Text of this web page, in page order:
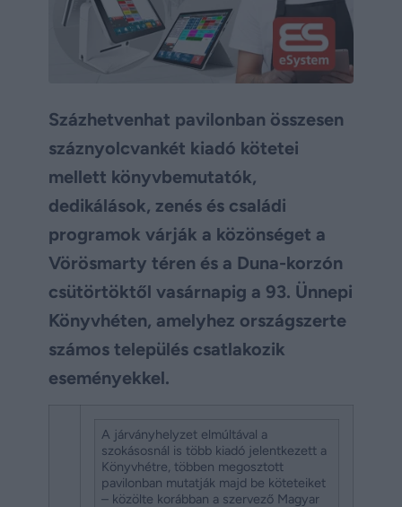
Százhetvenhat pavilonban összesen
száznyolcvankét kiadó kötetei
mellett könyvbemutatók,
dedikálások, zenés és családi
programok várják a közönséget a
Vörösmarty téren és a Duna-korzón
csütörtöktől vasárnapig a 93. Ünnepi
Könyvhéten, amelyhez országszerte
számos település csatlakozik
eseményekkel.
A járványhelyzet elmúltával a
szokásosnál is több kiadó jelentkezett a
Könyvhétre, többen megosztott
pavilonban mutatják majd be köteteiket
– közölte korábban a szervező Magyar